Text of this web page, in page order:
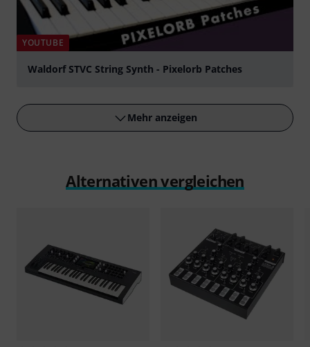
YOUTUBE
Waldorf STVC String Synth - Pixelorb Patches
Mehr anzeigen
Alternativen vergleichen